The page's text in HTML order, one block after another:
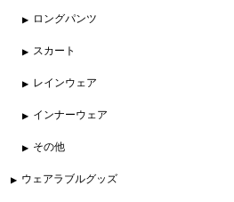
ロングパンツ
スカート
レインウェア
インナーウェア
その他
ウェアラブルグッズ